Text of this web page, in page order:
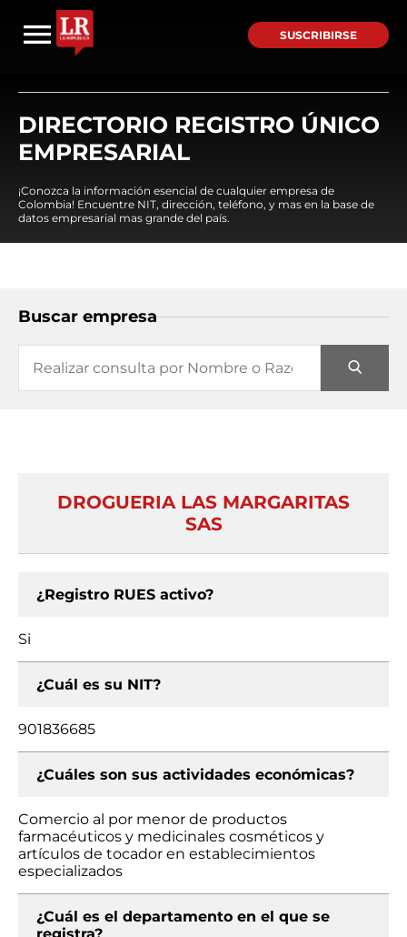
SUSCRIBIRSE
DIRECTORIO REGISTRO ÚNICO
EMPRESARIAL
¡Conozca la información esencial de cualquier empresa de
Colombia! Encuentre NIT, dirección, teléfono, y mas en la base de
datos empresarial mas grande del país.
Buscar empresa
DROGUERIA LAS MARGARITAS
SAS
¿Registro RUES activo?
Si
¿Cuál es su NIT?
901836685
¿Cuáles son sus actividades económicas?
Comercio al por menor de productos
farmacéuticos y medicinales cosméticos y
artículos de tocador en establecimientos
especializados
¿Cuál es el departamento en el que se